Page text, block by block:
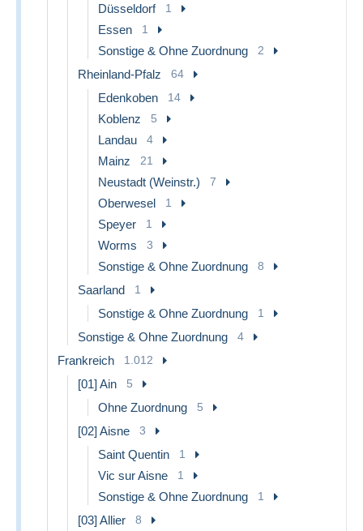
Düsseldorf 1
Essen 1
Sonstige & Ohne Zuordnung 2
Rheinland-Pfalz 64
Edenkoben 14
Koblenz 5
Landau 4
Mainz 21
Neustadt (Weinstr.) 7
Oberwesel 1
Speyer 1
Worms 3
Sonstige & Ohne Zuordnung 8
Saarland 1
Sonstige & Ohne Zuordnung 1
Sonstige & Ohne Zuordnung 4
Frankreich 1.012
[01] Ain 5
Ohne Zuordnung 5
[02] Aisne 3
Saint Quentin 1
Vic sur Aisne 1
Sonstige & Ohne Zuordnung 1
[03] Allier 8